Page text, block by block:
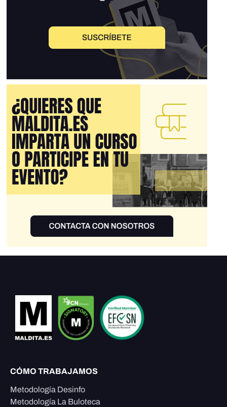
CÓMO TRABAJAMOS
Metodología Desinfo
Metodología La Buloteca